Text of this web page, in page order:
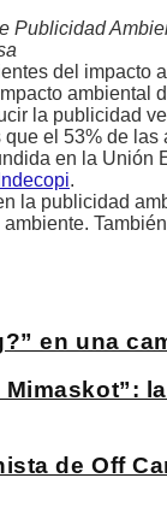
del
ambiental
la publicidad
el 53% de
en la Unión
Indecopi.
la publicidad
en una
de Off